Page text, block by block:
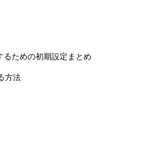
るための初期設定まとめ
方法